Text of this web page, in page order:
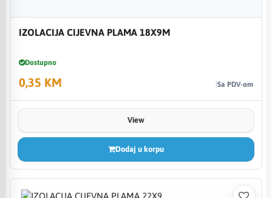
IZOLACIJA CIJEVNA PLAMA 18X9M
Dostupno
0,35 KM Sa PDV-om
View
Dodaj u korpu